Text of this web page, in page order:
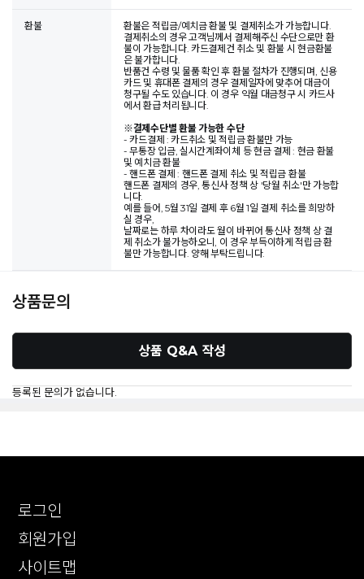
환불
환불은 적립금/예치금 환불 및 결제취소가 가능합니다.
결제취소의 경우 고객님께서 결제해주신 수단으로만 환
불이 가능합니다. 카드결제건 취소 및 환불 시 현금환불
은 불가합니다.
반품건 수령 및 물품 확인 후 환불 절차가 진행되며, 신용
카드 및 휴대폰 결제의 경우 결제일자에 맞추어 대금이
청구될 수도 있습니다. 이 경우 익월 대금청구 시 카드사
에서 환급 처리됩니다.
※결제수단별 환불 가능한 수단
- 카드결제 : 카드취소 및 적립금 환불만 가능
- 무통장 입금, 실시간계좌이체 등 현금 결제 : 현금 환불
및 예치금 환불
- 핸드폰 결제 : 핸드폰 결제 취소 및 적립금 환불
핸드폰 결제의 경우, 통신사 정책 상 '당월 취소'만 가능합
니다.
예를 들어, 5월 31일 결제 후 6월 1일 결제 취소를 희망하
실 경우,
날짜로는 하루 차이라도 월이 바뀌어 통신사 정책 상 결
제 취소가 불가능하오니, 이 경우 부득이하게 적립금 환
불만 가능합니다. 양해 부탁드립니다.
상품문의
상품 Q&A 작성
등록된 문의가 없습니다.
로그인
회원가입
사이트맵